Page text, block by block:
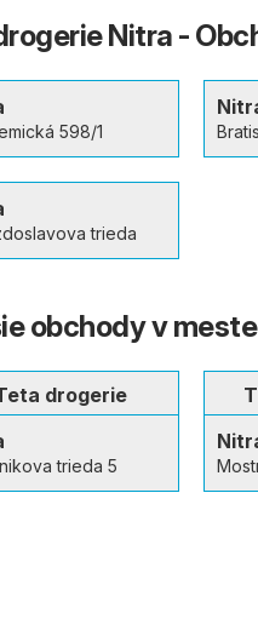
Nitra -
598/1
trieda
obchody v
drogerie
trieda 5